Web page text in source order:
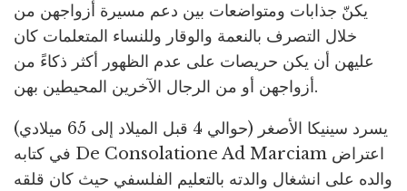
يكنّ جذابات ومتواضعات بين دعم مسيرة أزواجهن من
خلال التصرف بالنعمة والوقار وللنساء المتعلمات كان
عليهن أن يكن حريصات على عدم الظهور أكثر ذكاءً من
أزواجهن أو من الرجال الآخرين المحيطين بهن.
يسرد سينيكا الأصغر (حوالي 4 قبل الميلاد إلى 65 ميلادي)
في كتابه De Consolatione Ad Marciam اعتراض
والده على انشغال والدته بالتعليم الفلسفي حيث كان قلقه